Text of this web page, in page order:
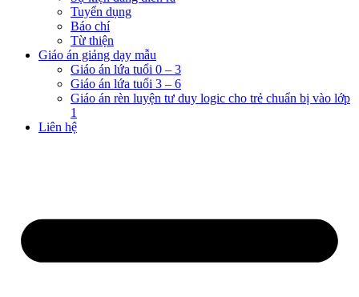
Tuyển dụng
Báo chí
Từ thiện
Giáo án giảng dạy mẫu
Giáo án lứa tuổi 0 – 3
Giáo án lứa tuổi 3 – 6
Giáo án rèn luyện tư duy logic cho trẻ chuẩn bị vào lớp
1
Liên hệ